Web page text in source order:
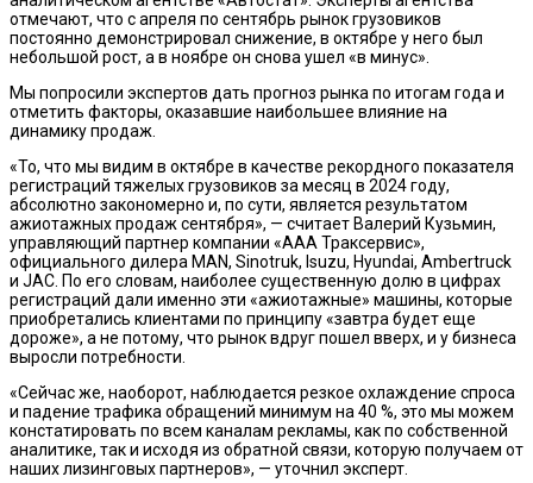
отмечают, что с апреля по сентябрь рынок грузовиков
постоянно демонстрировал снижение, в октябре у него был
небольшой рост, а в ноябре он снова ушел «в минус».
Мы попросили экспертов дать прогноз рынка по итогам года и
отметить факторы, оказавшие наибольшее влияние на
динамику продаж.
«То, что мы видим в октябре в качестве рекордного показателя
регистраций тяжелых грузовиков за месяц в 2024 году,
абсолютно закономерно и, по сути, является результатом
ажиотажных продаж сентября», — считает Валерий Кузьмин,
управляющий партнер компании «ААА Траксервис»,
официального дилера MAN, Sinotruk, Isuzu, Hyundai, Ambertruck
и JAC. По его словам, наиболее существенную долю в цифрах
регистраций дали именно эти «ажиотажные» машины, которые
приобретались клиентами по принципу «завтра будет еще
дороже», а не потому, что рынок вдруг пошел вверх, и у бизнеса
выросли потребности.
«Сейчас же, наоборот, наблюдается резкое охлаждение спроса
и падение трафика обращений минимум на 40 %, это мы можем
констатировать по всем каналам рекламы, как по собственной
аналитике, так и исходя из обратной связи, которую получаем от
наших лизинговых партнеров», — уточнил эксперт.